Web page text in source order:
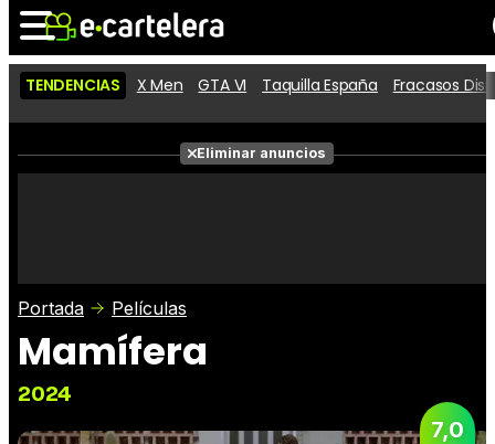
Noticias Cartelera
Películas
Críticas
TENDENCIAS X Men GTA VI Taquilla España Fracasos
Eliminar anuncios
Portada Películas
Mamífera
2024
7,0